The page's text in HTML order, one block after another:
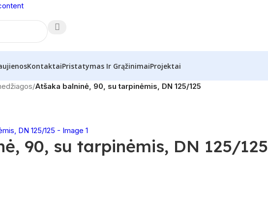
KontaktaiPristatymas Ir GrąžinimaiProjektai
/Atšaka balninė, 90, su tarpinėmis, DN 125/125
90, su tarpinėmis, DN 125/125